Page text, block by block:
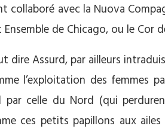
collaboré avec la Nuova
de Chicago, ou le Cor
dire Assurd, par ailleurs
l’exploitation des femmes
celle du Nord (qui
ces petits papillons aux